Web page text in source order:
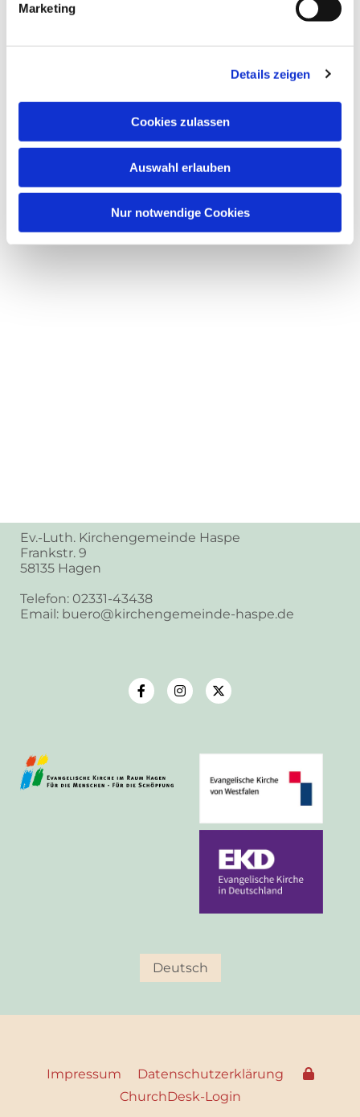
Marketing
Details zeigen
Cookies zulassen
Auswahl erlauben
Nur notwendige Cookies
interessieren
Ev.-Luth. Kirchengemeinde Haspe
Frankstr. 9
58135 Hagen
Telefon: 02331-43438
Email: buero@kirchengemeinde-haspe.de
Deutsch
Impressum
Datenschutzerklärung
ChurchDesk-Login